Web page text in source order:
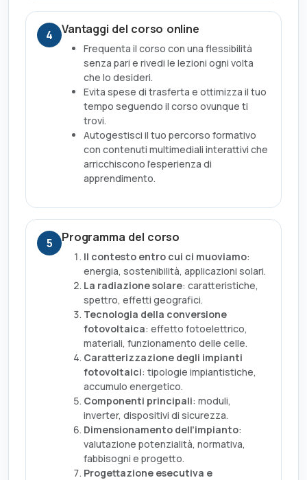
4 Vantaggi del corso online
Frequenta il corso con una flessibilità
senza pari e rivedi le lezioni ogni volta
che lo desideri.
Evita spese di trasferta e ottimizza il tuo
tempo seguendo il corso ovunque ti
trovi.
Autogestisci il tuo percorso formativo
con contenuti multimediali interattivi che
arricchiscono l'esperienza di
apprendimento.
5 Programma del corso
Il contesto entro cui ci muoviamo:
energia, sostenibilità, applicazioni solari.
La radiazione solare: caratteristiche,
spettro, effetti geografici.
Tecnologia della conversione
fotovoltaica: effetto fotoelettrico,
materiali, funzionamento delle celle.
Caratterizzazione degli impianti
fotovoltaici: tipologie impiantistiche,
accumulo energetico.
Componenti principali: moduli,
inverter, dispositivi di sicurezza.
Dimensionamento dell’impianto:
valutazione potenzialità, normativa,
fabbisogni e progetto.
Progettazione esecutiva e